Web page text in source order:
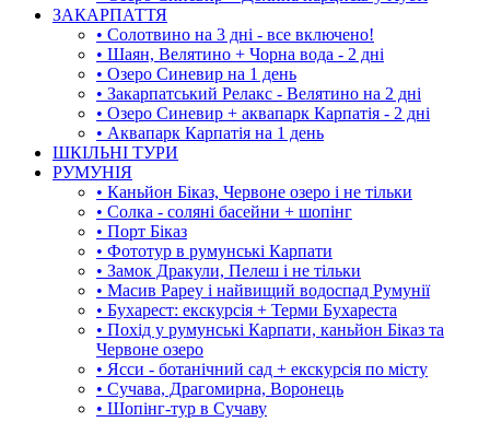
ЗАКАРПАТТЯ
• Солотвино на 3 дні - все включено!
• Шаян, Велятино + Чорна вода - 2 дні
• Озеро Синевир на 1 день
• Закарпатський Релакс - Велятино на 2 дні
• Озеро Синевир + аквапарк Карпатія - 2 дні
• Аквапарк Карпатія на 1 день
ШКІЛЬНІ ТУРИ
РУМУНІЯ
• Каньйон Біказ, Червоне озеро і не тільки
• Солка - соляні басейни + шопінг
• Порт Біказ
• Фототур в румунські Карпати
• Замок Дракули, Пелеш і не тільки
• Масив Рареу і найвищий водоспад Румунії
• Бухарест: екскурсія + Терми Бухареста
• Похід у румунські Карпати, каньйон Біказ та
Червоне озеро
• Ясси - ботанічний сад + екскурсія по місту
• Сучава, Драгомирна, Воронець
• Шопінг-тур в Сучаву